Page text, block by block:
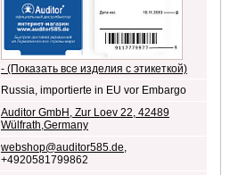
- (Показать все изделия с этикеткой)
Russia, importierte in EU vor Embargo
Auditor GmbH, Zur Loev 22, 42489
Wülfrath,Germany
webshop@auditor585.de,
+4920581799862